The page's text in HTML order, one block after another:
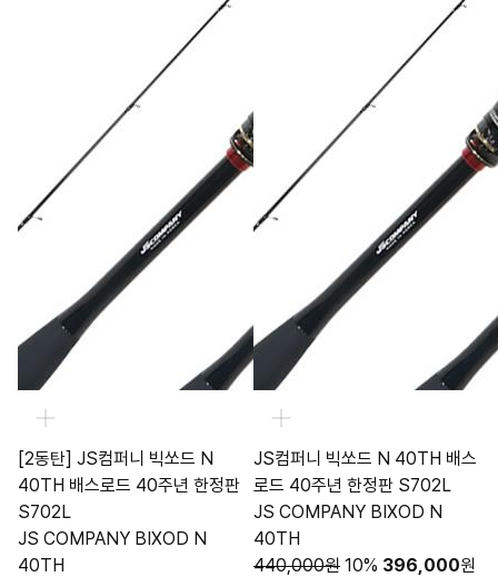
[2동탄] JS컴퍼니 빅쏘드 N
40TH 배스로드 40주년 한정판
S702L
JS COMPANY BIXOD N
40TH
JS컴퍼니 빅쏘드 N 40TH 배스
로드 40주년 한정판 S702L
JS COMPANY BIXOD N
40TH
440,000원 10% 396,000원